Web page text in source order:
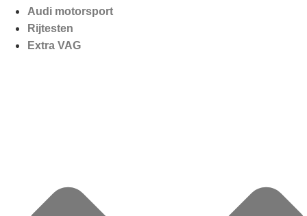
Audi motorsport
Rijtesten
Extra VAG